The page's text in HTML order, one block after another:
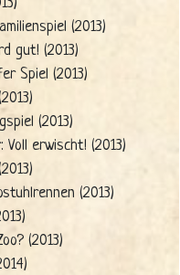
(2013)
gut! (2013)
Spiel (2013)
(2013)
erwischt! (2013)
(2013)
(2013)